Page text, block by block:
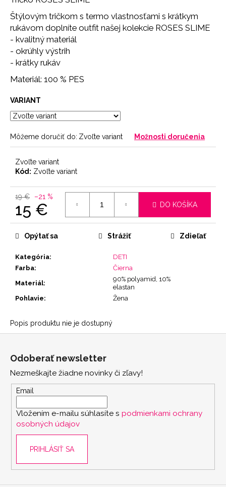
Štýlovým tričkom s termo vlastnosťami s krátkym
rukávom doplníte outfit našej kolekcie ROSES SLIME
- kvalitný materiál
- okrúhly výstrih
- krátky rukáv
Materiál: 100 % PES
VARIANT
Môžeme doručiť do: Zvoľte variant Možnosti doručenia
Zvoľte variant
Kód: Zvoľte variant
19 € –21 %
15 €
Jednotková
cena:
DO KOŠÍKA
Kategória:
DETI
Farba:
Čierna
Materiál:
90% polyamid, 10%
elastan
Pohlavie: Žena
Opýtať sa Strážiť Zdieľať
Popis produktu nie je dostupný
a
m
e
LEGÍNY
UP
29
€
Odoberať newsletter
Nezmeškajte žiadne novinky či zľavy!
Email
Vložením e-mailu súhlasíte s podmienkami ochrany
osobných údajov
PRIHLÁSIŤ SA